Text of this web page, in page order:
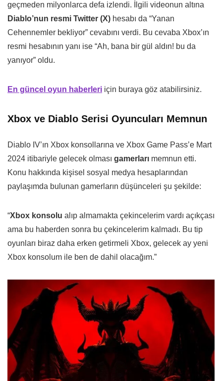
geçmeden milyonlarca defa izlendi. İlgili videonun altına
Diablo’nun resmi Twitter (X) hesabı da “Yanan
Cehennemler bekliyor” cevabını verdi. Bu cevaba Xbox’ın
resmi hesabının yanı ise “Ah, bana bir gül aldın! bu da
yanıyor” oldu.
En güncel oyun haberleri için buraya göz atabilirsiniz.
Xbox ve Diablo Serisi Oyuncuları Memnun
Diablo IV’ın Xbox konsollarına ve Xbox Game Pass’e Mart
2024 itibariyle gelecek olması gamerları memnun etti.
Konu hakkında kişisel sosyal medya hesaplarından
paylaşımda bulunan gamerların düşünceleri şu şekilde:
“Xbox konsolu alıp almamakta çekincelerim vardı açıkçası
ama bu haberden sonra bu çekincelerim kalmadı. Bu tip
oyunları biraz daha erken getirmeli Xbox, gelecek ay yeni
Xbox konsolum ile ben de dahil olacağım.”